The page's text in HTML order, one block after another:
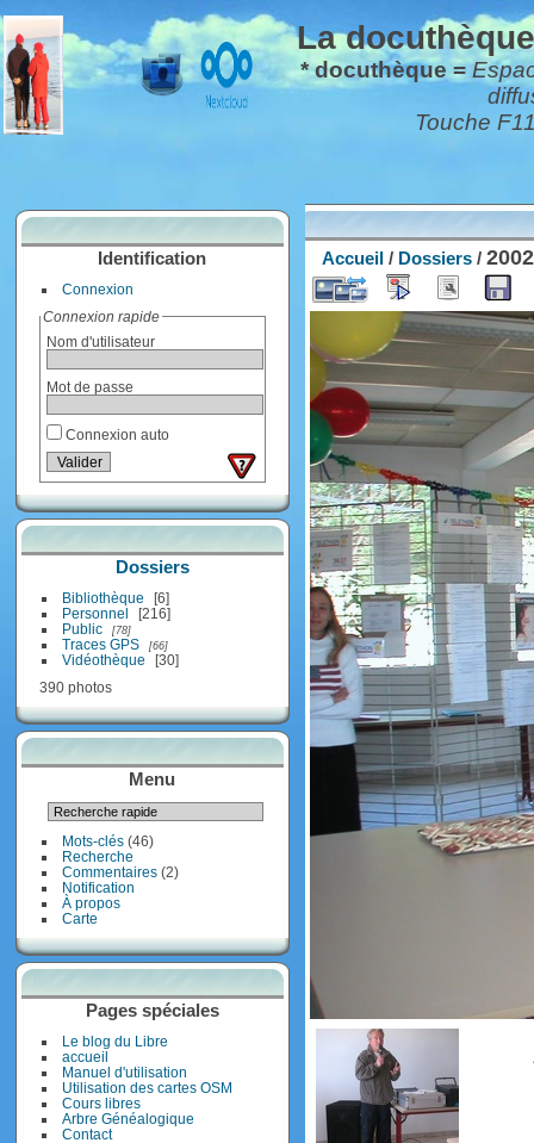
La
* docuthèque =
Touche
Identification
Connexion
Connexion rapide
Nom d'utilisateur
Mot de passe
Connexion auto
Dossiers
Bibliothèque
6
Personnel
216
Public
78
Traces GPS 66
Vidéothèque
30
390 photos
Menu
Mots-clés(46)
Recherche
Commentaires(2)
Notification
À propos
Carte
Pages spéciales
Le blog du Libre
accueil
Manuel d'utilisation
Utilisation des cartes OSM
Cours libres
Arbre Généalogique
Contact
Accueil / Dossiers /